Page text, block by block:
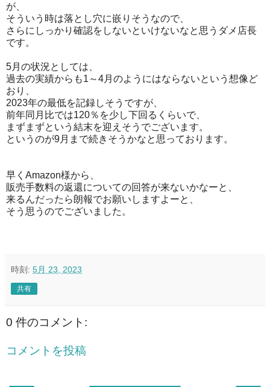
が、
そういう時は落とし穴に嵌りそうなので、
さらにしっかり確認をしないといけないなと思うダメ店長
です。
5月の状況としては、
過去の実績からも1～4月のようにはならないという想像ど
おり、
2023年の最低を記録しそうですが、
前年同月比では120％を少し下回るくらいで、
まずまずという結末を迎えそうでございます。
というのが9月まで続きそうかなと思っております。
早くAmazon様から、
販売手数料の返還についての回答が来ないかなーと、
来るんだったら朗報でお願いしますよーと、
そう思うのでございました。
時刻: 5月 23, 2023
共有
0 件のコメント:
コメントを投稿